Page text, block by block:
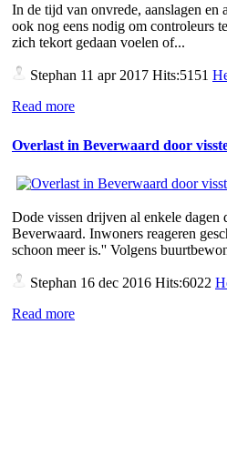
In de tijd van onvrede, aanslagen en
ook nog eens nodig om controleurs
zich tekort gedaan voelen of...
Stephan 11 apr 2017 Hits:5151
Read more
Overlast in Beverwaard door
Dode vissen drijven al enkele
Beverwaard. Inwoners reageren
schoon meer is.'' Volgens
Stephan 16 dec 2016 Hits:6022
Read more